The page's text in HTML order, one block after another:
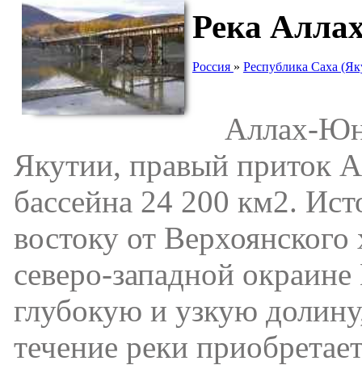
Река
Россия » Республика Саха
Аллах-
Якутии, правый приток
бассейна 24 200 км2.
востоку от
северо-западной
глубокую и узкую
течение реки